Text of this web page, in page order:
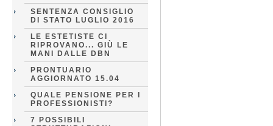
SENTENZA CONSIGLIO
DI STATO LUGLIO 2016
LE ESTETISTE CI
RIPROVANO... GIÙ LE
MANI DALLE DBN
PRONTUARIO
AGGIORNATO 15.04
QUALE PENSIONE PER I
PROFESSIONISTI?
7 POSSIBILI